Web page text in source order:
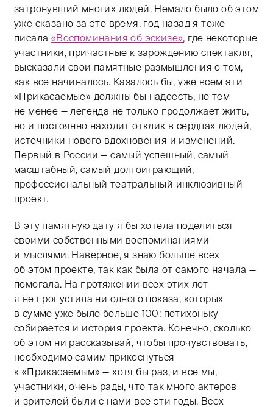
затронувший многих людей. Немало было об этом
уже сказано за это время, год назад я тоже
писала «Воспоминания об эскизе» , где некоторые
участники, причастные к зарождению спектакля,
высказали свои памятные размышления о том,
как все начиналось. Казалось бы, уже всем эти
«Прикасаемые» должны бы надоесть, но тем
не менее — легенда не только продолжает жить,
но и постоянно находит отклик в сердцах людей,
источники нового вдохновения и изменений.
Первый в России — самый успешный, самый
масштабный, самый долгоиграющий,
профессиональный театральный инклюзивный
проект.
В эту памятную дату я бы хотела поделиться
своими собственными воспоминаниями
и мыслями. Наверное, я знаю больше всех
об этом проекте, так как была от самого начала —
помогала. На протяжении всех этих лет
я не пропустила ни одного показа, которых
в сумме уже было больше 100: потихоньку
собирается и история проекта. Конечно, сколько
об этом ни рассказывай, чтобы прочувствовать,
необходимо самим прикоснуться
к «Прикасаемым» — хотя бы раз, и все мы,
участники, очень рады, что так много актеров
и зрителей были с нами все эти годы. Всех